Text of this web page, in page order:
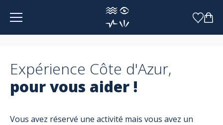
Panneau de gestion des cookies
Expérience Côte d'Azur,
pour vous aider !
Vous avez réservé une activité mais vous avez un